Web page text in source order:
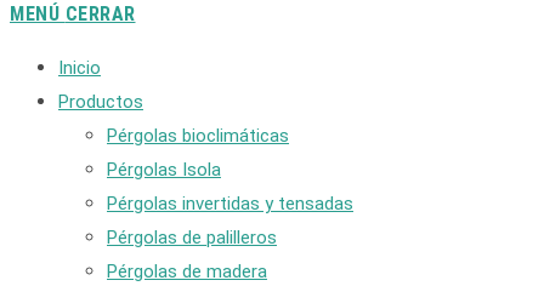
MENÚ CERRAR
Inicio
Productos
Pérgolas bioclimáticas
Pérgolas Isola
Pérgolas invertidas y tensadas
Pérgolas de palilleros
Pérgolas de madera